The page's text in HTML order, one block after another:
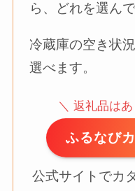
ら、どれを選ん
冷蔵庫の空き状
選べます。
＼ 返礼品は
ふるなび
公式サイトでカ